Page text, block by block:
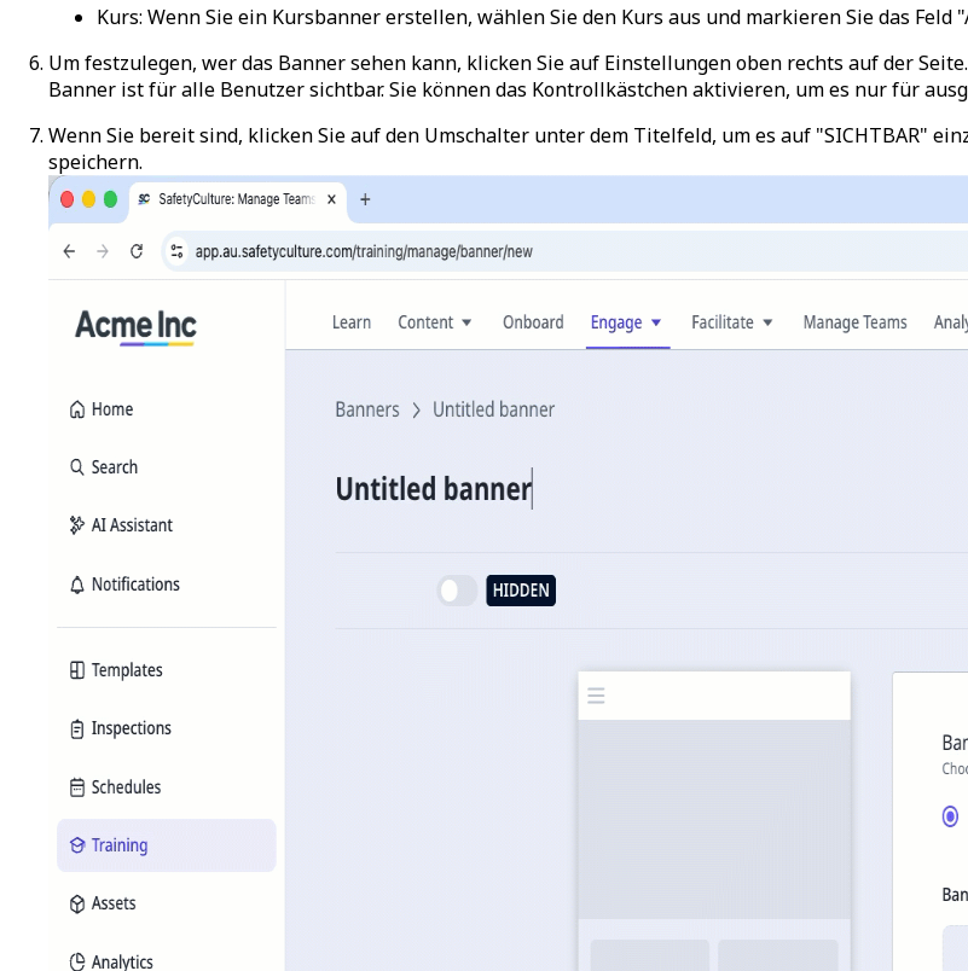
Kurs: Wenn Sie ein Kursbanner erstellen, wählen Sie den Kurs aus und markieren Sie das Feld
Um festzulegen, wer das Banner sehen kann, klicken Sie auf Einstellungenoben rechts auf der
Banner ist für alle Benutzer sichtbar. Sie können das Kontrollkästchen aktivieren, um es nur für
Wenn Sie bereit sind, klicken Sie auf den Umschalter unter dem Titelfeld, um es auf "SICHTBAR"
speichern.